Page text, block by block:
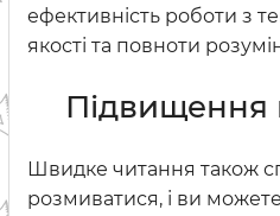
ефективність роботи з
якості та повноти
Підвищення
Швидке читання також
розмиватися, і ви